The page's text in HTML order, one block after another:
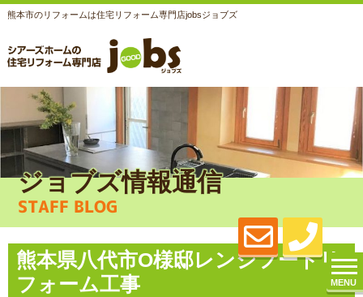
熊本市のリフォームは住宅リフォーム専門店jobsジョブズ
MENU
ジョブズ情報通信
STAFF BLOG
熊本県八代市O様邸レンジフードリ
フォーム工事